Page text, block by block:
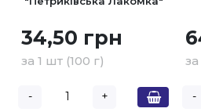
34,50 грн
за 1 шт (100 г)
- + -